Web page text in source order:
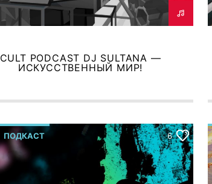
CULT PODCAST DJ SULTANA —
ИСКУССТВЕННЫЙ МИР!
ПОДКАСТ 6